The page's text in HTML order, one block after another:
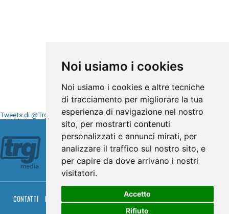
Noi usiamo i cookies
Noi usiamo i cookies e altre tecniche
di tracciamento per migliorare la tua
esperienza di navigazione nel nostro
sito, per mostrarti contenuti
personalizzati e annunci mirati, per
analizzare il traffico sul nostro sito, e
per capire da dove arrivano i nostri
visitatori.
Accetto
Rifiuto
Tweets di @TrgMedia
Seguici su
CONTATTI PRIVACY PALINSESTO DIRETTA TV
RGM HITRADIO